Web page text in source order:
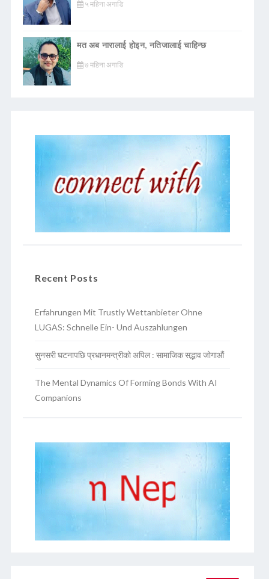
५ महिना अगाडि
मत अब नारालाई होइन, नतिजालाई चाहिन्छ
७ महिना अगाडि
Recent Posts
Erfahrungen Mit Trustly Wettanbieter Ohne
LUGAS: Schnelle Ein- Und Auszahlungen
सुनसरी घटनापछि प्रधानमन्त्रीको अपिल : सामाजिक सद्भाव जोगाऔं
The Mental Dynamics Of Forming Bonds With AI
Companions